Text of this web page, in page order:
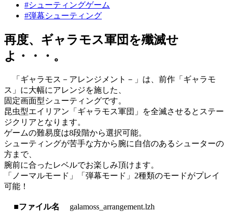
#シューティングゲーム
#弾幕シューティング
再度、ギャラモス軍団を殲滅せ
よ・・・。
「ギャラモス－アレンジメント－」は、前作「ギャラモ
ス」に大幅にアレンジを施した、
固定画面型シューティングです。
昆虫型エイリアン「ギャラモス軍団」を全滅させるとステー
ジクリアとなります。
ゲームの難易度は8段階から選択可能。
シューティングが苦手な方から腕に自信のあるシューターの
方まで、
腕前に合ったレベルでお楽しみ頂けます。
「ノーマルモード」「弾幕モード」2種類のモードがプレイ
可能！
■ファイル名
galamoss_arrangement.lzh